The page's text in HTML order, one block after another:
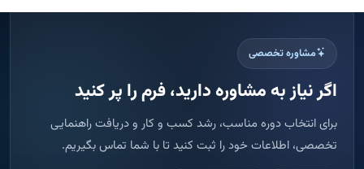
مشاوره تخصصی
اگر نیاز به مشاوره دارید، فرم را پر کنید
برای انتخاب دوره مناسب، رشد کسب و کار و دریافت راهنمایی
تخصصی، اطلاعات خود را ثبت کنید تا با شما تماس بگیریم.